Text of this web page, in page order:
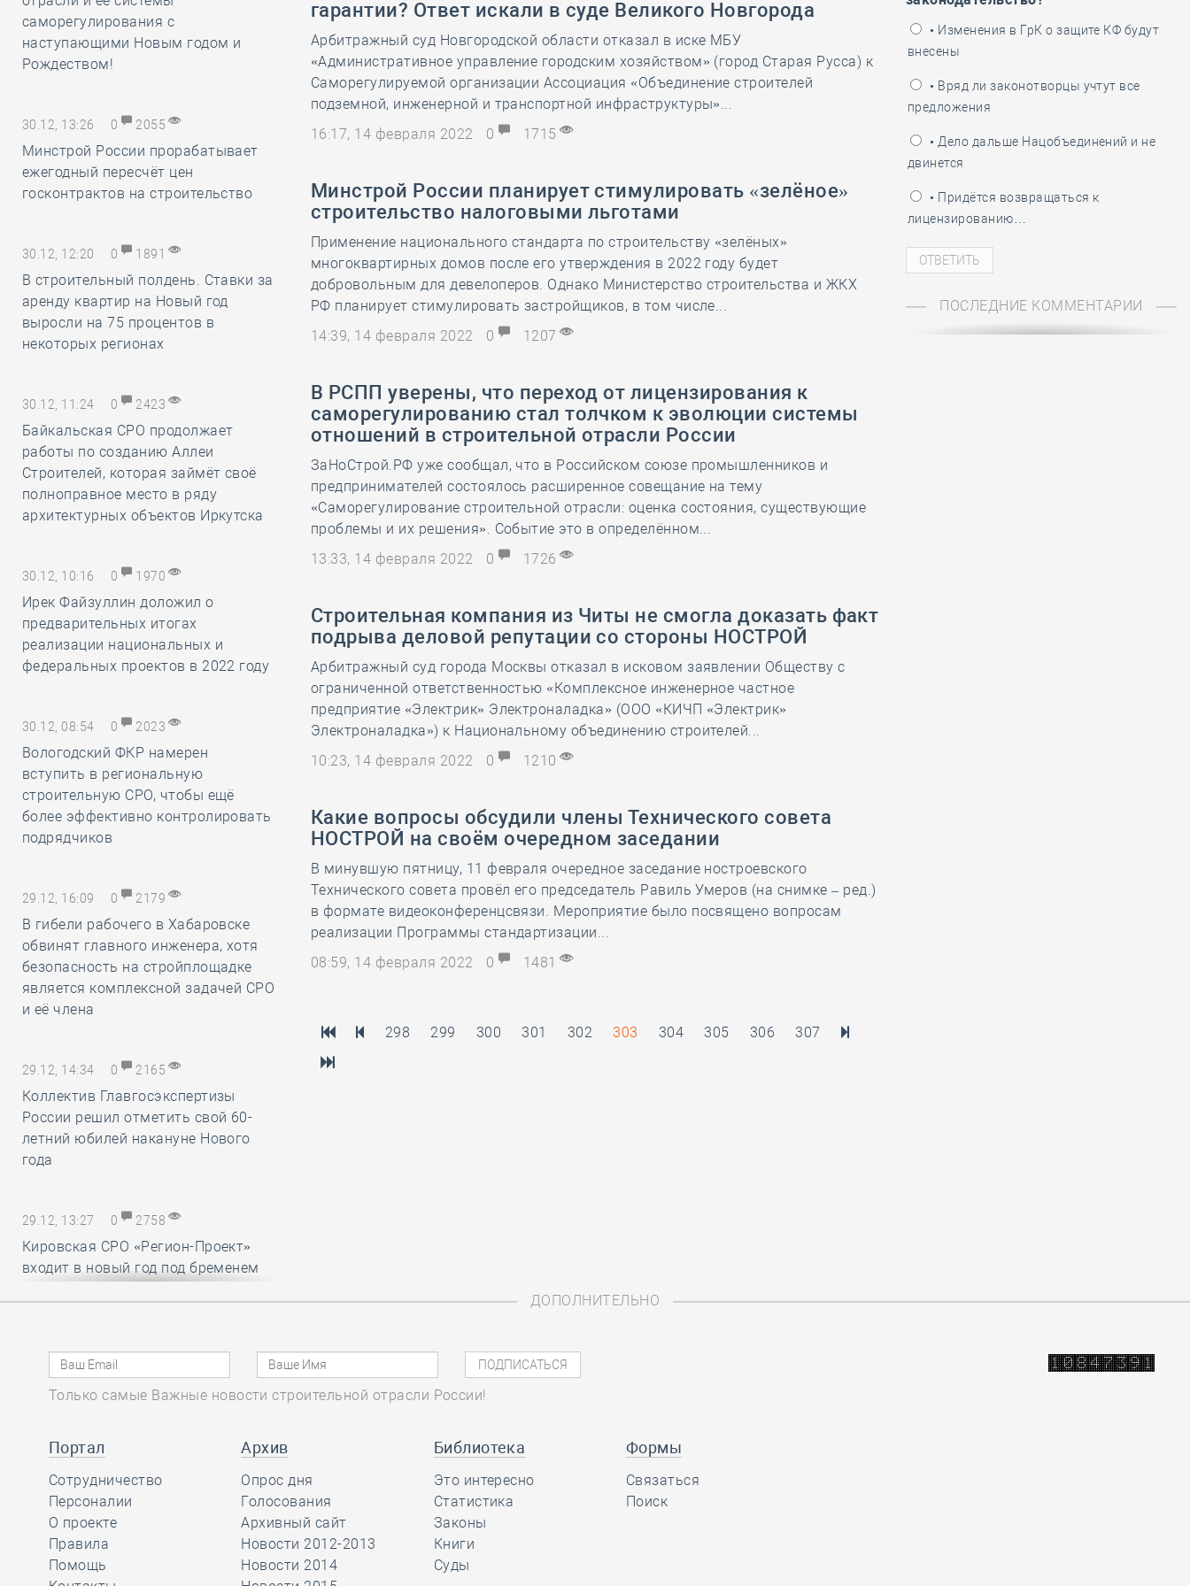
28 мая-День пограничника
саморегулирования с
наступающими Новым годом и
Рождеством!
30.12, 13:26 0 2055
Минстрой России прорабатывает
ежегодный пересчёт цен
госконтрактов на строительство
30.12, 12:20 0 1891
В строительный полдень. Ставки за
аренду квартир на Новый год
выросли на 75 процентов в
некоторых регионах
30.12, 11:24 0 2423
Байкальская СРО продолжает
работы по созданию Аллеи
Строителей, которая займёт своё
полноправное место в ряду
архитектурных объектов Иркутска
30.12, 10:16 0 1970
Ирек Файзуллин доложил о
предварительных итогах
реализации национальных и
федеральных проектов в 2022 году
30.12, 08:54 0 2023
Вологодский ФКР намерен
вступить в региональную
строительную СРО, чтобы ещё
более эффективно контролировать
подрядчиков
29.12, 16:09 0 2179
В гибели рабочего в Хабаровске
обвинят главного инженера, хотя
безопасность на стройплощадке
является комплексной задачей СРО
и её члена
29.12, 14:34 0 2165
Коллектив Главгосэкспертизы
России решил отметить свой 60-
летний юбилей накануне Нового
года
29.12, 13:27 0 2758
Кировская СРО «Регион-Проект»
входит в новый год под бременем
29.12, 12:25 0 1718
В строительный полдень. Ввод
жилья в России впервые достиг
за год
29.12, 11:28 0
Ирек Файзуллин поблагодарил
Анвара Шамузафарова за участие
в подготовке и проведении II
гарантии? Ответ искали в суде Великого Новгорода
Арбитражный суд Новгородской области отказал в иске МБУ
«Административное управление городским хозяйством» (город Старая Русса) к
Саморегулируемой организации Ассоциация «Объединение строителей
подземной, инженерной и транспортной инфраструктуры»...
16:17, 14 февраля 2022
0 1715
Минстрой России планирует стимулировать «зелёное»
строительство налоговыми льготами
Применение национального стандарта по строительству «зелёных»
многоквартирных домов после его утверждения в 2022 году будет
добровольным для девелоперов. Однако Министерство строительства и ЖКХ
РФ планирует стимулировать застройщиков, в том числе...
14:39, 14 февраля 2022
0 1207
В РСПП уверены, что переход от лицензирования к
саморегулированию стал толчком к эволюции системы
отношений в строительной отрасли России
ЗаНоСтрой.РФ уже сообщал, что в Российском союзе промышленников и
предпринимателей состоялось расширенное совещание на тему
«Саморегулирование строительной отрасли: оценка состояния, существующие
проблемы и их решения». Событие это в определённом...
13:33, 14 февраля 2022
0 1726
Строительная компания из Читы не смогла доказать факт
подрыва деловой репутации со стороны НОСТРОЙ
Арбитражный суд города Москвы отказал в исковом заявлении Обществу с
ограниченной ответственностью «Комплексное инженерное частное
предприятие «Электрик» Электроналадка» (ООО «КИЧП «Электрик»
Электроналадка») к Национальному объединению строителей...
10:23, 14 февраля 2022
0 1210
Какие вопросы обсудили члены Технического совета
НОСТРОЙ на своём очередном заседании
В минувшую пятницу, 11 февраля очередное заседание ностроевского
Технического совета провёл его председатель Равиль Умеров (на снимке – ред.)
в формате видеоконференцсвязи. Мероприятие было посвящено вопросам
реализации Программы стандартизации...
08:59, 14 февраля 2022
0 1481
298 299 300 301 302 303 304 305 306 307
• Изменения в ГрК о защите КФ будут
внесены
• Вряд ли законотворцы учтут все
предложения
• Дело дальше Нацобъединений и не
двинется
• Придётся возвращаться к
лицензированию…
ПОСЛЕДНИЕ КОММЕНТАРИИ
ДОПОЛНИТЕЛЬНО
Только самые Важные новости строительной отрасли России!
Портал
Сотрудничество
Персоналии
О проекте
Правила
Помощь
Архив
Опрос дня
Голосования
Архивный сайт
Новости 2012-2013
Новости 2014
Библиотека
Это интересно
Статистика
Законы
Книги
Суды
Формы
Связаться
Поиск